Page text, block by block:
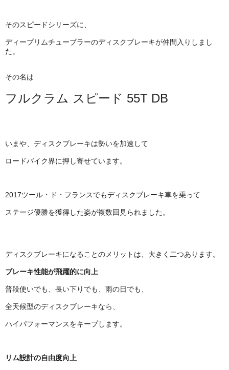
そのスピードシリーズに、
ディープリムチューブラーのディスクブレーキが仲間入りしまし
た。
その名は
フルクラム スピード 55T DB
いまや、ディスクブレーキは勢いを加速して
ロードバイク界に押し寄せています。
2017ツール・ド・フランスでもディスクブレーキ車を乗って
ステージ優勝を獲得した姿が複数回見られました。
ディスクブレーキになることのメリットは、大きく二つあります。
ブレーキ性能が飛躍的に向上
普段使いでも、長い下りでも、雨の日でも、
全天候型のディスクブレーキなら、
ハイパフォーマンスをキープします。
リム設計の自由度向上